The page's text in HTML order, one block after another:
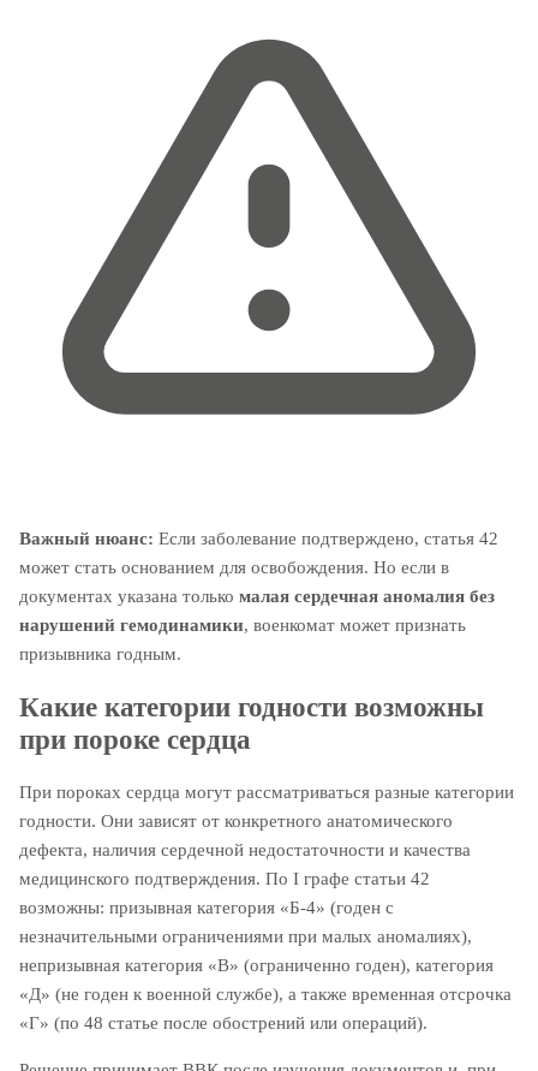
Важный нюанс: Если заболевание подтверждено, статья 42
может стать основанием для освобождения. Но если в
документах указана только малая сердечная аномалия без
нарушений гемодинамики, военкомат может признать
призывника годным.
Какие категории годности возможны
при пороке сердца
При пороках сердца могут рассматриваться разные категории
годности. Они зависят от конкретного анатомического
дефекта, наличия сердечной недостаточности и качества
медицинского подтверждения. По I графе статьи 42
возможны: призывная категория «Б-4» (годен с
незначительными ограничениями при малых аномалиях),
непризывная категория «В» (ограниченно годен), категория
«Д» (не годен к военной службе), а также временная отсрочка
«Г» (по 48 статье после обострений или операций).